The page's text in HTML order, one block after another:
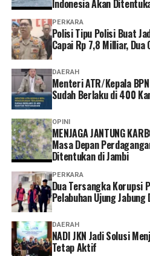
seluruh pihak, termasuk
‎Sementara itu, seorang warga
pelibatan masyarakat dalam
masih belum optimal.
‎”Ya, ada yang dianakemaskan,
kaget tadi tiba-tiba baru ada
‎Warga berharap keberadaan
Dharmakirti dan revitalisasi
benar memberikan manfaat
pelaku UMKM, serta komunitas
tersebut.
Reporter:Juan Ambarita
Indonesia Akan
PERKARA
Polisi Tipu Polisi Buat
Capai Rp 7,8 Milliar, Dua
DAERAH
Menteri ATR/Kepala
Sudah Berlaku di 400
OPINI
MENJAGA JANTUNG
Masa Depan
Ditentukan di Jambi
PERKARA
Dua Tersangka Korupsi
Pelabuhan Ujung Jabung
DAERAH
NADI JKN Jadi Solusi
Tetap Aktif